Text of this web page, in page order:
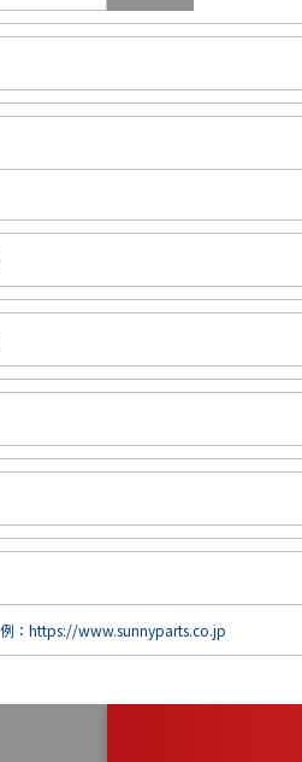
：https://www.sunnyparts.co.jp